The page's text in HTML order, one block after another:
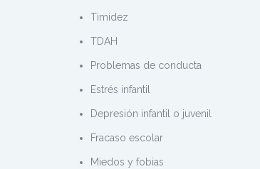
Timidez
TDAH
Problemas de conducta
Estrés infantil
Depresión infantil o juvenil
Fracaso escolar
Miedos y fobias